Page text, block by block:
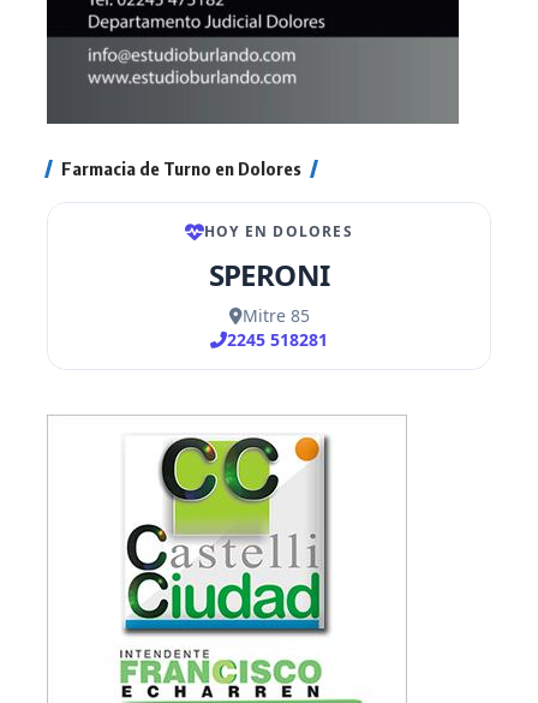
Farmacia de Turno en Dolores